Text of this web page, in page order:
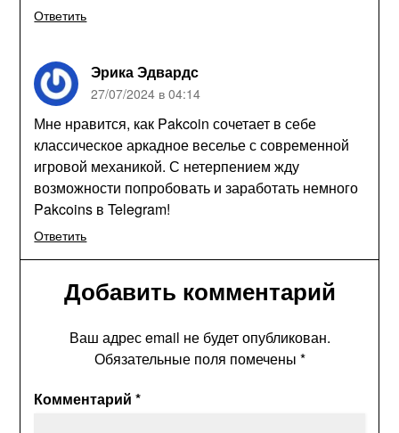
Ответить
Эрика Эдвардс
27/07/2024 в 04:14
Мне нравится, как Pakcoin сочетает в себе
классическое аркадное веселье с современной
игровой механикой. С нетерпением жду
возможности попробовать и заработать немного
Pakcoins в Telegram!
Ответить
Добавить комментарий
Ваш адрес email не будет опубликован.
Обязательные поля помечены *
Комментарий*